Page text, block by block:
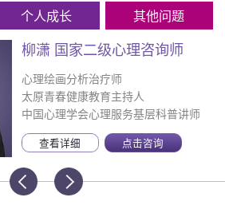
个人成长 其他问题
柳潇 国家二级心理咨询师
心理绘画分析治疗师
太原青春健康教育主持人
中国心理学会心理服务基层科普讲师
查看详细 点击咨询